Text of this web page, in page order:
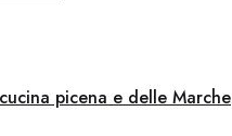
picena e delle Marche